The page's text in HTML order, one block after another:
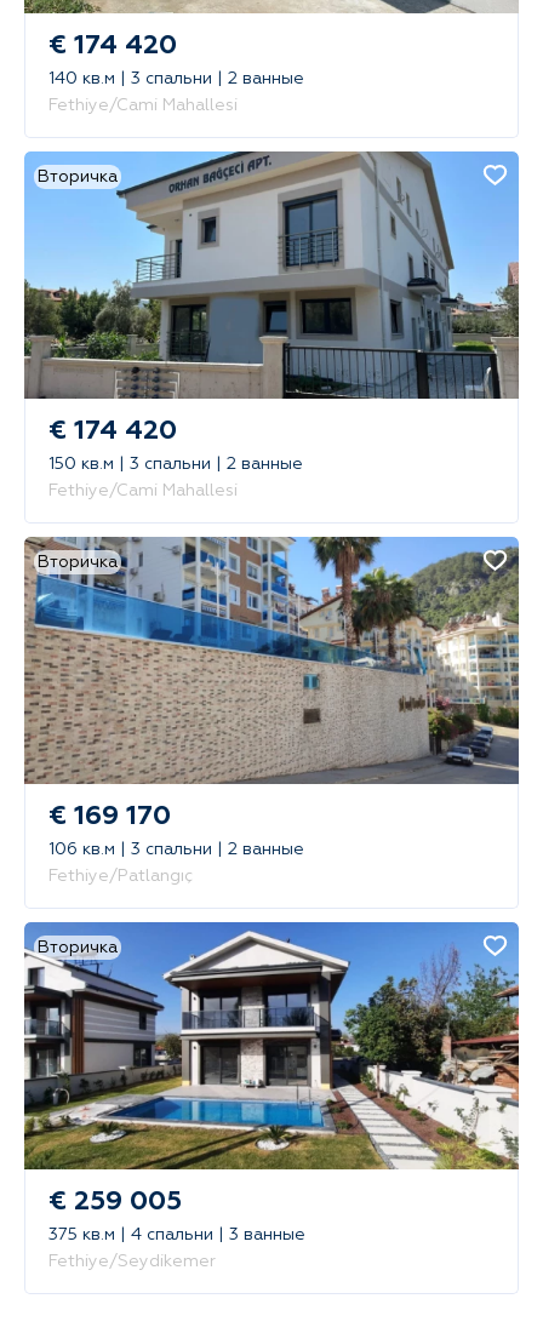
€ 174 420
140 кв.м | 3 спальни | 2 ванные
Fethiye/Cami Mahallesi
Вторичка
€ 174 420
150 кв.м | 3 спальни | 2 ванные
Fethiye/Cami Mahallesi
Вторичка
€ 169 170
106 кв.м | 3 спальни | 2 ванные
Fethiye/Patlangıç
Вторичка
€ 259 005
375 кв.м | 4 спальни | 3 ванные
Fethiye/Seydikemer